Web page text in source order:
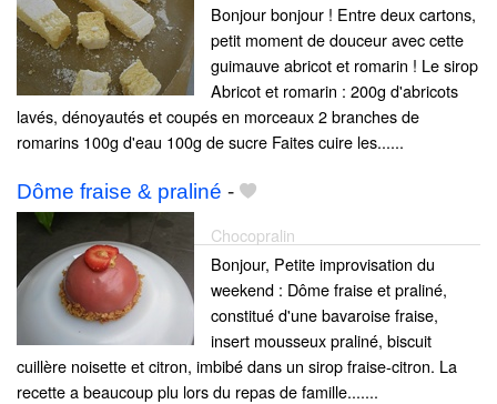
Bonjour bonjour ! Entre deux cartons,
petit moment de douceur avec cette
guimauve abricot et romarin ! Le sirop
Abricot et romarin : 200g d'abricots
lavés, dénoyautés et coupés en morceaux 2 branches de
romarins 100g d'eau 100g de sucre Faites cuire les......
Dôme fraise & praliné -
Chocopralin
Bonjour, Petite improvisation du
weekend : Dôme fraise et praliné,
constitué d'une bavaroise fraise,
insert mousseux praliné, biscuit
cuillère noisette et citron, imbibé dans un sirop fraise-citron. La
recette a beaucoup plu lors du repas de famille.......